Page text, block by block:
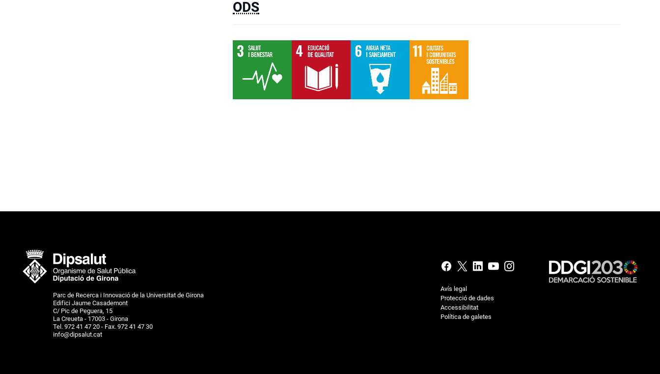
ODS
Parc de Recerca i Innovació de la Universitat de Girona
Edifici Jaume Casademont
C/ Pic de Peguera, 15
La Creueta - 17003 - Girona
Tel. 972 41 47 20 - Fax. 972 41 47 30
info@dipsalut.cat
Avís legal
Protecció de dades
Accessibilitat
Política de galetes